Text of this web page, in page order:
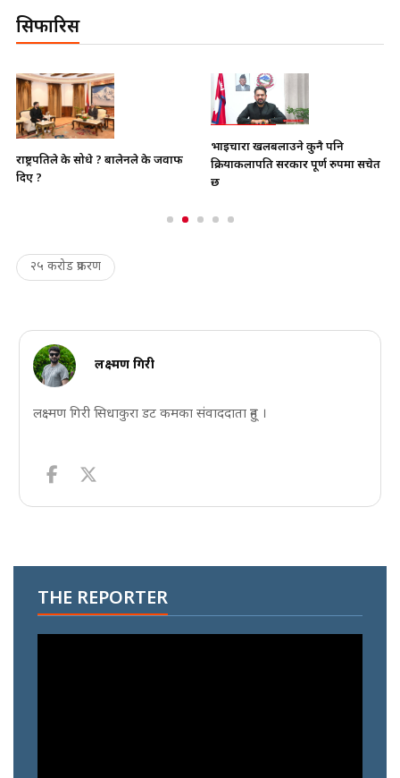
सिफारिस
राष्ट्रपतिले के सोधे ? बालेनले के जवाफ
दिए ?
भाइचारा खलबलाउने कुनै पनि
क्रियाकलापप्रति सरकार पूर्ण रुपमा सचेत
छ
२५ करोड प्रकरण
लक्ष्मण गिरी
लक्ष्मण गिरी सिधाकुरा डट कमका संवाददाता हुन् ।
THE REPORTER